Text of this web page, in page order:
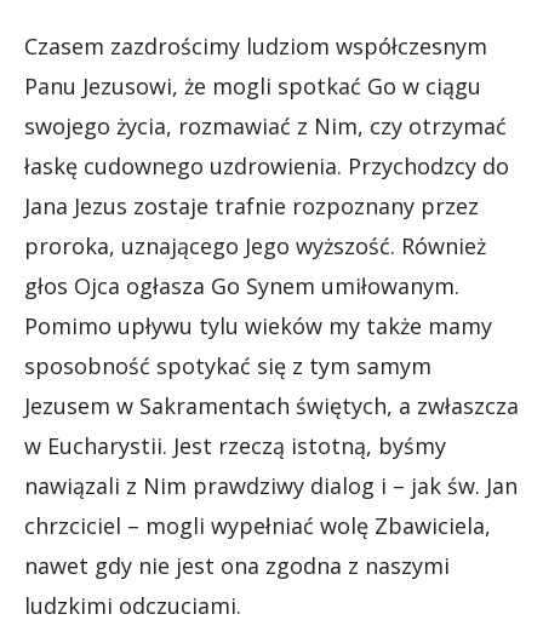
Czasem zazdrościmy ludziom współczesnym
Panu Jezusowi, że mogli spotkać Go w ciągu
swojego życia, rozmawiać z Nim, czy otrzymać
łaskę cudownego uzdrowienia. Przychodzcy do
Jana Jezus zostaje trafnie rozpoznany przez
proroka, uznającego Jego wyższość. Również
głos Ojca ogłasza Go Synem umiłowanym.
Pomimo upływu tylu wieków my także mamy
sposobność spotykać się z tym samym
Jezusem w Sakramentach świętych, a zwłaszcza
w Eucharystii. Jest rzeczą istotną, byśmy
nawiązali z Nim prawdziwy dialog i – jak św. Jan
chrzciciel – mogli wypełniać wolę Zbawiciela,
nawet gdy nie jest ona zgodna z naszymi
ludzkimi odczuciami.